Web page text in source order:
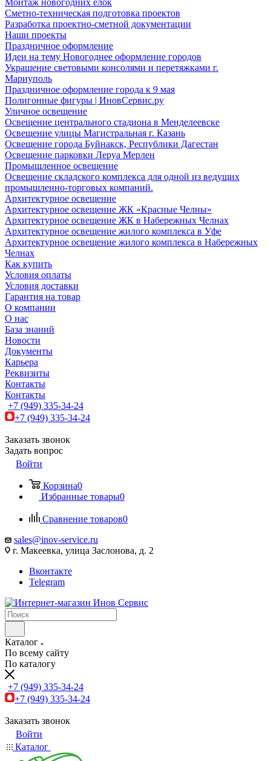
Монтаж новогодних елок
Сметно-техническая подготовка проектов
Разработка проектно-сметной документации
Наши проекты
Праздничное оформление
Идеи на тему Новогоднее оформление городов
Украшение световыми консолями и перетяжками г.
Мариуполь
Праздничное оформление города к 9 мая
Полигонные фигуры | ИновСервис.ру
Уличное освещение
Освещение центрального стадиона в Менделеевске
Освещение улицы Магистральная г. Казань
Освещение города Буйнакск, Республики Дагестан
Освещение парковки Леруа Мерлен
Промышленное освещение
Освещение складского комплекса для одной из ведущих
промышленно-торговых компаний.
Архитектурное освещение
Архитектурное освещение ЖК «Красные Челны»
Архитектурное освещение ЖК в Набережных Челнах
Архитектурное освещение жилого комплекса в Уфе
Архитектурное освещение жилого комплекса в Набережных
Челнах
Как купить
Условия оплаты
Условия доставки
Гарантия на товар
О компании
О нас
База знаний
Новости
Документы
Карьера
Реквизиты
Контакты
Контакты
+7 (949) 335-34-24
+7 (949) 335-34-24
Заказать звонок
Задать вопрос
Войти
Корзина0
Избранные товары0
Сравнение товаров0
sales@inov-service.ru
г. Макеевка, улица Заслонова, д. 2
Вконтакте
Telegram
Каталог
По всему сайту
По каталогу
+7 (949) 335-34-24
+7 (949) 335-34-24
Заказать звонок
Войти
Каталог